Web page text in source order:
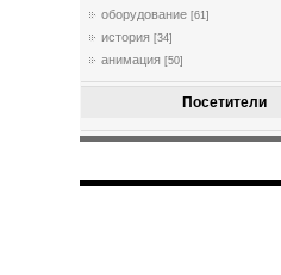
оборудование [61]
история [34]
анимация [50]
Посетители